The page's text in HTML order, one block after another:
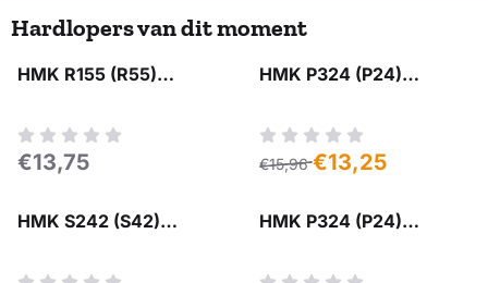
Hardlopers van dit moment
HMK R155 (R55)
Prijs: 13,75
€13,75
HMK P324 (P24)
Van 15,96 voor 13,25
€15,96€13,25
HMK S242 (S42)
HMK P324 (P24)